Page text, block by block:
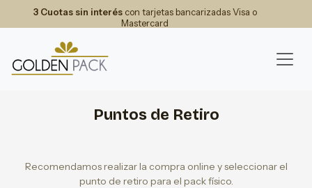
3 Cuotas sin interéscon tarjetas bancarizadas Visa o
Mastercard
Puntos de Retiro
Recomendamos realizar la compra online y seleccionar el
punto de retiro para el pack físico.